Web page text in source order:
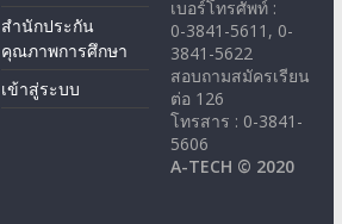
สำนักประกัน
คุณภาพการศึกษา
เข้าสู่ระบบ
เบอร์โทรศัพท์ :
0-3841-5611, 0-
3841-5622
สอบถามสมัครเรียน
ต่อ 126
โทรสาร : 0-3841-
5606
A-TECH © 2020